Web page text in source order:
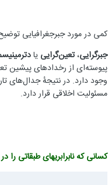
کمی در مورد جبرجغرافیایی
جبرگرایی،تعین‌گرایی یا
پیوسته‌ای از رخدادهای پیشین
وجود دارد. در نتیجهٔ جدال‌های
مسئولیت اخلاقی قرار دارد.
کسانی که نابرابریهای طبقاتی